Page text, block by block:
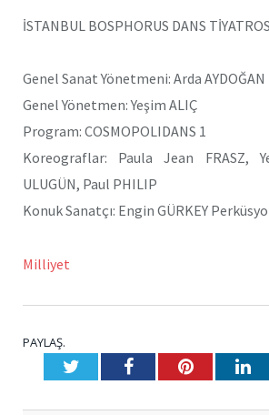
İSTANBUL BOSPHORUS DANS
Genel Sanat Yönetmeni: Arda AYDOĞAN
Genel Yönetmen: Yeşim ALIÇ
Program: COSMOPOLIDANS 1
Koreograflar: Paula Jean FRASZ,
ULUGÜN, Paul PHILIP
Konuk Sanatçı: Engin GÜRKEY
Milliyet
PAYLAŞ.
TwitterFacebookPinterest